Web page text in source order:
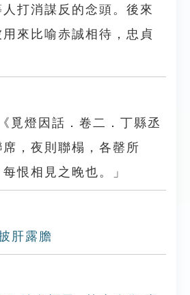
打消謀反的念頭。後來
用來比喻赤誠相待，忠貞
覓燈因話．卷二．丁縣丞
，夜則聯榻，各罄所
恨相見之晚也。」
肝露膽